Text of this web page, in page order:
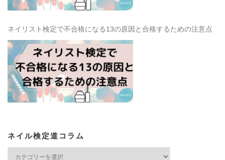
ネイリスト検定で不合格になる13の原因と合格するための注意点
ネイル検定道コラム